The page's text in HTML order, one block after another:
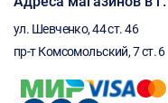
ул. Шевченко, 44 ст. 46
пр-т Комсомольский, 7 ст. 6